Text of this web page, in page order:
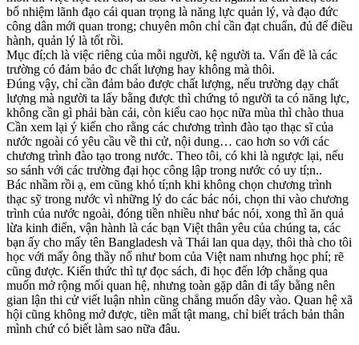
bổ nhiệm lãnh đạo cái quan trọng là năng lực quản lý, và đạo đức
công dân mới quan trong; chuyên môn chỉ cần đạt chuẩn, đủ để điều
hành, quản lý là tốt rồi.
Mục đí;ch là việc riêng của mỗi người, kệ người ta. Vấn đề là các
trường có đảm bảo đc chất lượng hay không mà thôi.
Đúng vậy, chỉ cần đảm bảo được chất lượng, nếu trường dạy chất
lượng mà người ta lấy bằng được thì chứng tỏ người ta có năng lực,
không cần gì phải bàn cải, còn kiểu cao học nữa mùa thì chào thua
Cần xem lại ý kiến cho rằng các chương trình đào tạo thạc sĩ của
nước ngoài có yêu cầu về thi cử, nội dung… cao hơn so với các
chương trình đào tạo trong nước. Theo tôi, có khi là ngược lại, nếu
so sánh với các trường đại học công lập trong nước có uy tí;n..
Bác nhầm rồi ạ, em cũng khó tí;nh khi không chọn chương trình
thạc sỹ trong nước vì những lý do các bác nói, chọn thi vào chương
trình của nước ngoài, đóng tiền nhiều như bác nói, xong thì ăn quả
lừa kinh điển, vận hành là các bạn Việt thân yêu của chúng ta, các
bạn ấy cho mấy tên Bangladesh và Thái lan qua dạy, thôi thà cho tôi
học với mấy ông thầy nổ như bom của Việt nam nhưng học phí; rẽ
cũng được. Kiến thức thì tự đọc sách, đi học đến lớp chẳng qua
muốn mở rộng mối quan hệ, nhưng toàn gặp dân đi tẩy bằng nên
gian lận thi cử viết luận nhìn cũng chẳng muốn dây vào. Quan hệ xã
hội cũng không mở được, tiền mất tật mang, chỉ biết trách bản thân
mình chứ có biết làm sao nữa đâu.